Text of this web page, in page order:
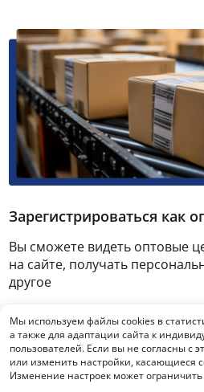
Зарегистрироваться как
Вы сможете видеть оптовые
на сайте, получать
другое
Мы используем файлы cookies в
а также для адаптации сайта к
пользователей. Если вы не согласны с
или изменить настройки, касающиеся
Изменение настроек может